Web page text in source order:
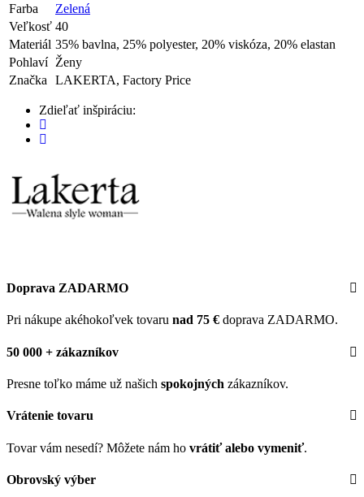
Farba
Zelená
Veľkosť 40
Materiál 35% bavlna, 25% polyester, 20% viskóza, 20% elastan
Pohlaví Ženy
Značka
LAKERTA, Factory Price
Zdieľať inšpiráciu:
Doprava ZADARMO
Pri nákupe akéhokoľvek tovaru nad 75 € doprava ZADARMO.
50 000 + zákazníkov
Presne toľko máme už našich spokojných zákazníkov.
Vrátenie tovaru
Tovar vám nesedí? Môžete nám ho vrátiť alebo vymeniť.
Obrovský výber